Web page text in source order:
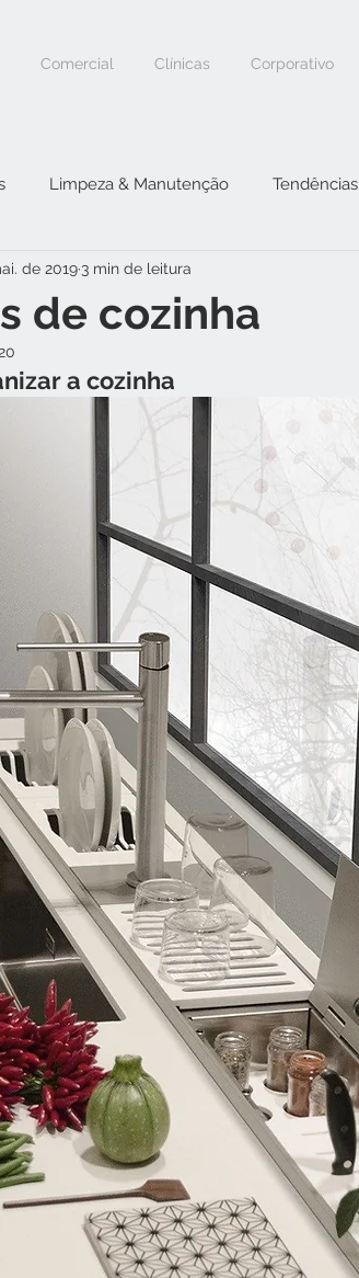
Comercial Clínicas Corporativo
Limpeza & Manutenção Tendências
de cozinha
de 2019 3 min de leitura
a cozinha